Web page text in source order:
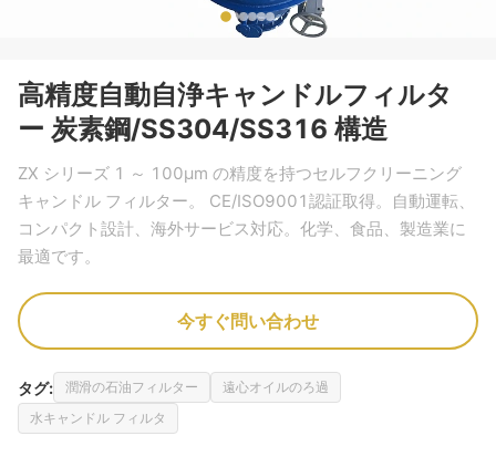
高精度自動自浄キャンドルフィルタ
ー 炭素鋼/SS304/SS316 構造
ZX シリーズ 1 ～ 100μm の精度を持つセルフクリーニング
キャンドル フィルター。 CE/ISO9001認証取得。自動運転、
コンパクト設計、海外サービス対応。化学、食品、製造業に
最適です。
今すぐ問い合わせ
タグ: 潤滑の石油フィルター
遠心オイルのろ過
水キャンドル フィルタ